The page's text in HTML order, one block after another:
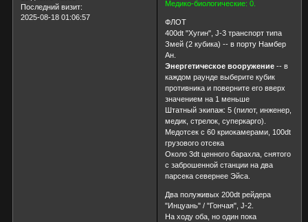
Последний визит:
2025-08-18 01:06:57
Медико-биологические: 0.
ФЛОТ
400dt "Хугин", J-3 транспорт типа
Змей (2 кубика) -- в порту Намбер
Ан.
Энергетическое вооружение -- в
каждом раунде выберите кубик
противника и поверните его вверх
значением на 1 меньше
Штатный экипаж: 5 (пилот, инженер,
медик, стрелок, суперкарго).
Медотсек с 60 криокамерами, 100dt
грузового отсека
Около 3dt ценного барахла, снятого
с заброшенной станции на два
парсека севернее Эйса.
Два полуживых 200dt рейдера
"Инцуань" / "Гончая", J-2.
На ходу оба, но один пока